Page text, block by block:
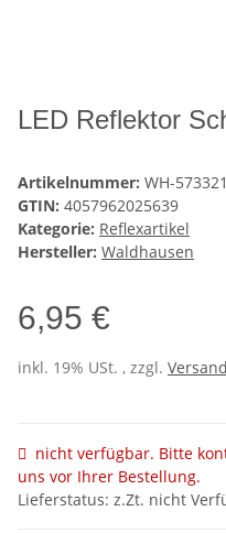
LED Reflektor
Artikelnummer: WH-
GTIN: 4057962025639
Kategorie: Reflexartikel
Hersteller: Waldhausen
6,95 €
inkl. 19% USt. , zzgl. Versand
nicht verfügbar. Bitte
uns vor Ihrer Bestellung.
Lieferstatus: z.Zt. nicht